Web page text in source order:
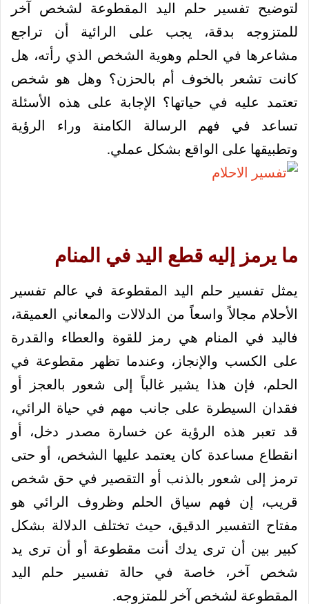
لتوضيح تفسير حلم اليد المقطوعة لشخص آخر
للمتزوجه بدقة، يجب على الرائية أن تراجع
مشاعرها في الحلم وهوية الشخص الذي رأته، هل
كانت تشعر بالخوف أم بالحزن؟ وهل هو شخص
تعتمد عليه في حياتها؟ الإجابة على هذه الأسئلة
تساعد في فهم الرسالة الكامنة وراء الرؤية
وتطبيقها على الواقع بشكل عملي.
ما يرمز إليه قطع اليد في المنام
يمثل تفسير حلم اليد المقطوعة في عالم تفسير
الأحلام مجالاً واسعاً من الدلالات والمعاني العميقة،
فاليد في المنام هي رمز للقوة والعطاء والقدرة
على الكسب والإنجاز، وعندما تظهر مقطوعة في
الحلم، فإن هذا يشير غالباً إلى شعور بالعجز أو
فقدان السيطرة على جانب مهم في حياة الرائي،
قد تعبر هذه الرؤية عن خسارة مصدر دخل، أو
انقطاع مساعدة كان يعتمد عليها الشخص، أو حتى
ترمز إلى شعور بالذنب أو التقصير في حق شخص
قريب، إن فهم سياق الحلم وظروف الرائي هو
مفتاح التفسير الدقيق، حيث تختلف الدلالة بشكل
كبير بين أن ترى يدك أنت مقطوعة أو أن ترى يد
شخص آخر، خاصة في حالة تفسير حلم اليد
المقطوعة لشخص آخر للمتزوجه.